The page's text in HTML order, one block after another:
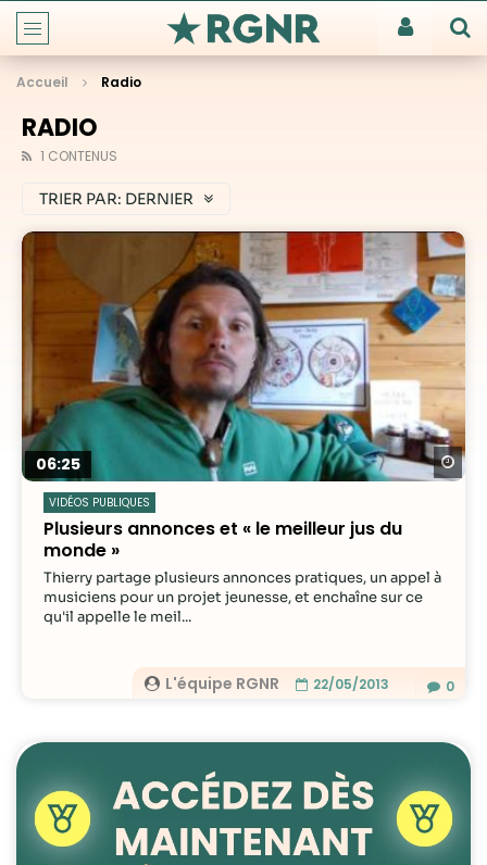
Accueil Radio
RADIO
1 CONTENUS
TRIER PAR: DERNIER
06:25
VIDÉOS PUBLIQUES
Plusieurs annonces et « le meilleur jus du
monde »
L'équipe RGNR 22/05/2013
Thierry partage plusieurs annonces pratiques, un appel à
musiciens pour un projet jeunesse, et enchaîne sur ce
qu'il appelle le meil...
0
Nécessaire
Ces cookies ne
sont pas
facultatifs. Ils